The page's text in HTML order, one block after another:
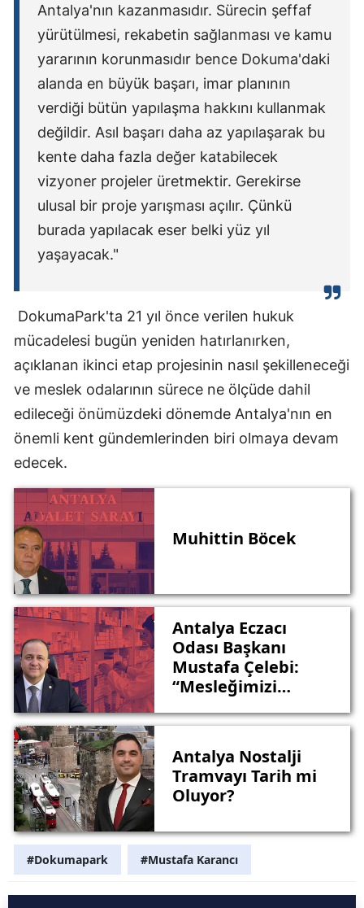
Antalya'nın kazanmasıdır. Sürecin şeffaf
yürütülmesi, rekabetin sağlanması ve kamu
yararının korunmasıdır bence Dokuma'daki
alanda en büyük başarı, imar planının
verdiği bütün yapılaşma hakkını kullanmak
değildir. Asıl başarı daha az yapılaşarak bu
kente daha fazla değer katabilecek
vizyoner projeler üretmektir. Gerekirse
ulusal bir proje yarışması açılır. Çünkü
burada yapılacak eser belki yüz yıl
yaşayacak."
DokumaPark'ta 21 yıl önce verilen hukuk
mücadelesi bugün yeniden hatırlanırken,
açıklanan ikinci etap projesinin nasıl şekilleneceği
ve meslek odalarının sürece ne ölçüde dahil
edileceği önümüzdeki dönemde Antalya'nın en
önemli kent gündemlerinden biri olmaya devam
edecek.
Muhittin Böcek
Antalya Eczacı
Odası Başkanı
Mustafa Çelebi:
“Mesleğimizi
Kimsenin Haddine
Değil ”
Antalya Nostalji
Tramvayı Tarih mi
Oluyor?
#Dokumapark #Mustafa Karancı